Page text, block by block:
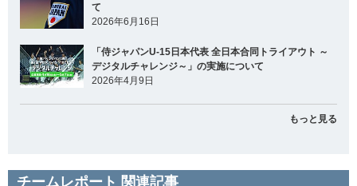
て
2026年6月16日
「侍ジャパンU-15日本代表 全日本合同トライアウト ～
デジタルチャレンジ～」の実施について
2026年4月9日
もっと見る
チームレポート 関連記事